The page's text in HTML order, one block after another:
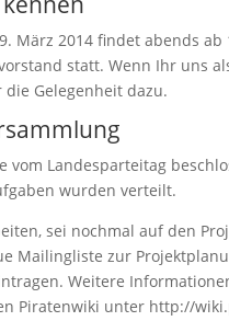
März 2014 findet abends
statt. Wenn Ihr uns
Gelegenheit dazu.
vom Landesparteitag
wurden verteilt.
sei nochmal auf den
Mailingliste zur
Weitere
Piratenwiki unter http://